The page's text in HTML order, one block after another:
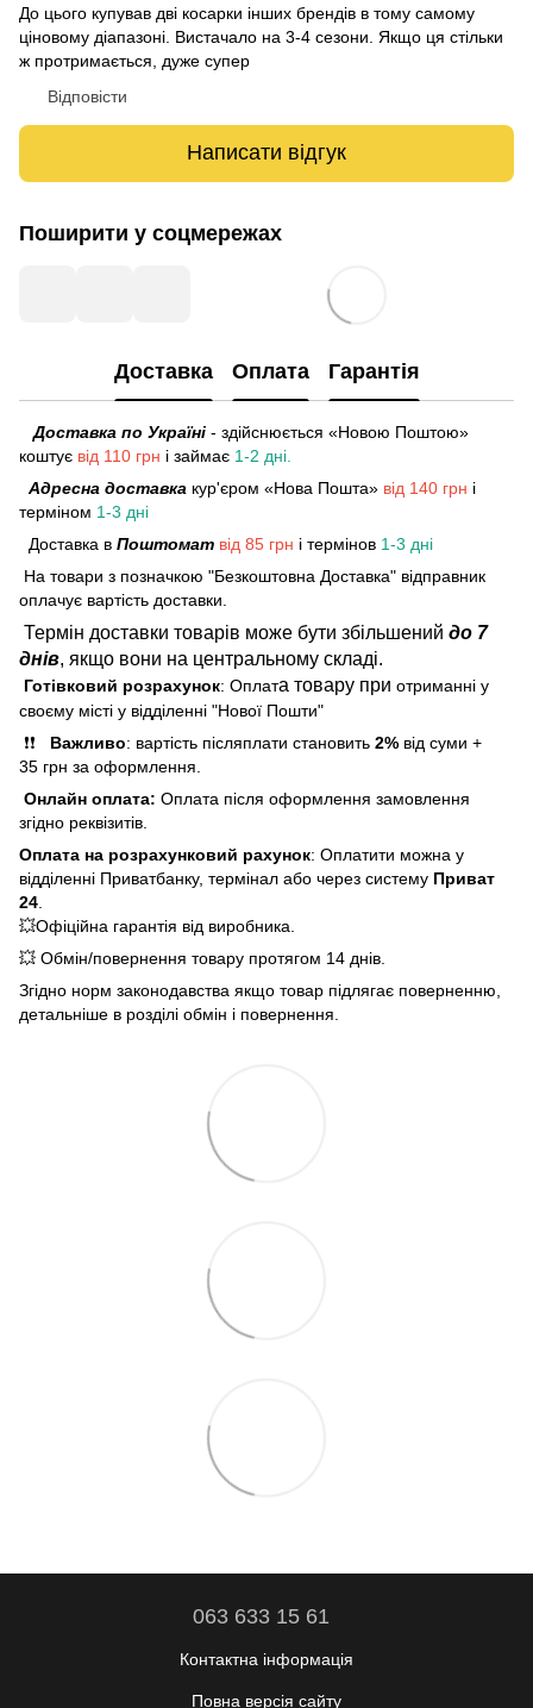
До цього купував дві косарки інших брендів в тому самому
ціновому діапазоні. Вистачало на 3-4 сезони. Якщо ця стільки
ж протримається, дуже супер
Відповісти
Написати відгук
Поширити у соцмережах
Доставка Оплата Гарантія
Доставка по Україні - здійснюється «Новою Поштою»
коштує від 110 грн і займає 1-2 дні.
Адресна доставка кур'єром «Нова Пошта» від 140 грн і
терміном 1-3 дні
Доставка в Поштомат від 85 грн і термінов 1-3 дні
На товари з позначкою "Безкоштовна Доставка" відправник
оплачує вартість доставки.
Термін доставки товарів може бути збільшений до 7
днів, якщо вони на центральному складі.
Готівковий розрахунок: Оплата товару при отриманні у
своєму місті у відділенні "Нової Пошти"
❗❗ Важливо: вартість післяплати становить 2% від суми +
35 грн за оформлення.
Онлайн оплата: Оплата після оформлення замовлення
згідно реквізитів.
Оплата на розрахунковий рахунок: Оплатити можна у
відділенні Приватбанку, термінал або через систему Приват
24
💥Офіційна гарантія від виробника.
💥 Обмін/повернення товару протягом 14 днів.
Згідно норм законодавства якщо товар підлягає поверненню,
детальніше в розділі обмін і повернення.
063 633 15 61
Контактна інформація
Повна версія сайту